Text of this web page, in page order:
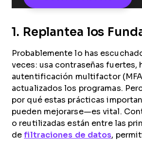
1. Replantea los
Probablemente lo has
veces: usa contraseñas fuertes,
autentificación multifactor
actualizados los programas.
por qué estas prácticas
pueden mejorarse—es vital.
o reutilizadas están entre las
de filtraciones de datos,